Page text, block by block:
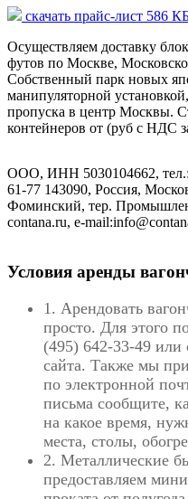
скачать прайс-лист 586
Осуществляем доставку
футов по Москве,
Собственный парк новых
манипуляторной
пропуска в центр Москвы.
контейнеров от (руб с НДС
ООО, ИНН 5030104662, тел.:
61-77 143090, Россия,
Фоминский, тер.
contana.ru, e-
Условия аренды
1. Арендовать
просто. Для этого
(495) 642-33-49 или
сайта. Также мы
по электронной
письма сообщите,
на какое время,
места, столы,
2. Металлические
предоставляем